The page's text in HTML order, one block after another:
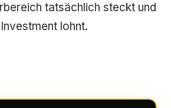
tatsächlich steckt und
lohnt.